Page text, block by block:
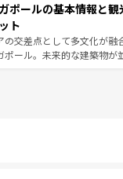
てほしい。
。気候は一年中温暖で、ど
ている。親しみやすいタイ
、そして多様な観光資源が
ける。 なお、新着のタイ情報はコ
こを訪れても感動するはず
、効率よく見どころを回れ
景から文化的な体験まで、
そう。 なお、新着の香港情報はコ
ポールの基本情報と
ト
の交差点として多文化が融
ポール。未来的な建築物が
ーカーズは地元の風情を楽